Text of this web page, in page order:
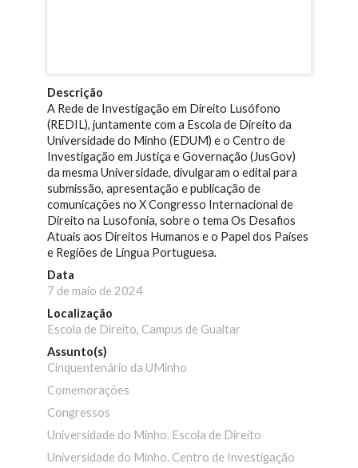
Descrição
A Rede de Investigação em Direito Lusófono
(REDIL), juntamente com a Escola de Direito da
Universidade do Minho (EDUM) e o Centro de
Investigação em Justiça e Governação (JusGov)
da mesma Universidade, divulgaram o edital para
submissão, apresentação e publicação de
comunicações no X Congresso Internacional de
Direito na Lusofonia, sobre o tema Os Desafios
Atuais aos Direitos Humanos e o Papel dos Países
e Regiões de Língua Portuguesa.
Data
7 de maio de 2024
Localização
Escola de Direito, Campus de Gualtar
Assunto(s)
Cinquentenário da UMinho
Comemorações
Congressos
Universidade do Minho. Escola de Direito
Universidade do Minho. Centro de Investigação